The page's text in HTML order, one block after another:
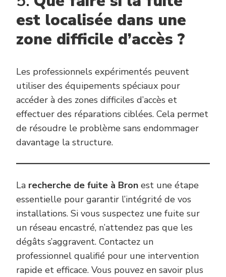
est localisée dans une
zone difficile d’accès ?
Les professionnels expérimentés peuvent
utiliser des équipements spéciaux pour
accéder à des zones difficiles d’accès et
effectuer des réparations ciblées. Cela permet
de résoudre le problème sans endommager
davantage la structure.
La recherche de fuite à Bron est une étape
essentielle pour garantir l’intégrité de vos
installations. Si vous suspectez une fuite sur
un réseau encastré, n’attendez pas que les
dégâts s’aggravent. Contactez un
professionnel qualifié pour une intervention
rapide et efficace. Vous pouvez en savoir plus